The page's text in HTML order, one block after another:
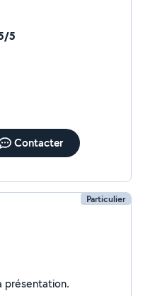
5
Contacter
Particulier
Je n'ai pas encore renseigné ma présentation.